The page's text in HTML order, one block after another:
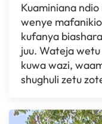
Kuaminiana
wenye
kufanya
juu. Wateja
kuwa wazi,
shughuli zetu